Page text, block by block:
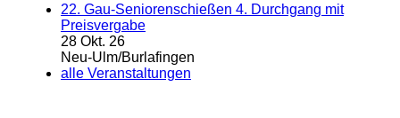
22. Gau-Seniorenschießen 4. Durchgang mit
Preisvergabe
28 Okt. 26
Neu-Ulm/Burlafingen
alle Veranstaltungen